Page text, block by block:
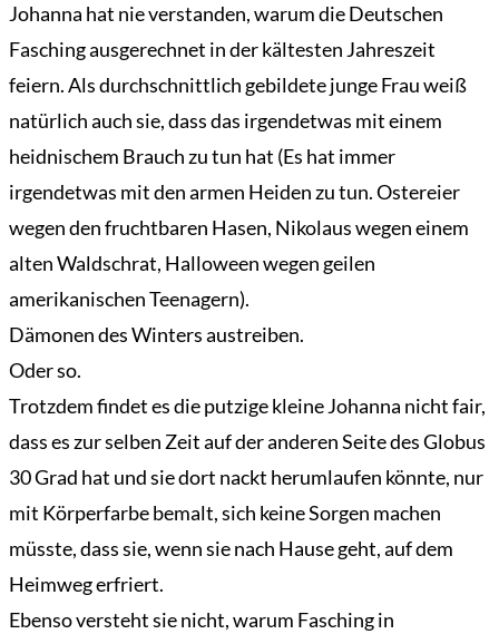
Johanna hat nie verstanden, warum die Deutschen
Fasching ausgerechnet in der kältesten Jahreszeit
feiern. Als durchschnittlich gebildete junge Frau weiß
natürlich auch sie, dass das irgendetwas mit einem
heidnischem Brauch zu tun hat (Es hat immer
irgendetwas mit den armen Heiden zu tun. Ostereier
wegen den fruchtbaren Hasen, Nikolaus wegen einem
alten Waldschrat, Halloween wegen geilen
amerikanischen Teenagern).
Dämonen des Winters austreiben.
Oder so.
Trotzdem findet es die putzige kleine Johanna nicht fair,
dass es zur selben Zeit auf der anderen Seite des Globus
30 Grad hat und sie dort nackt herumlaufen könnte, nur
mit Körperfarbe bemalt, sich keine Sorgen machen
müsste, dass sie, wenn sie nach Hause geht, auf dem
Heimweg erfriert.
Ebenso versteht sie nicht, warum Fasching in